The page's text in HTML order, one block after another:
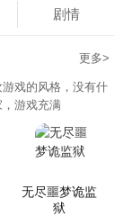
剧情
更多>
戏的风格，没有什
游戏充满
无尽噩梦诡监
狱